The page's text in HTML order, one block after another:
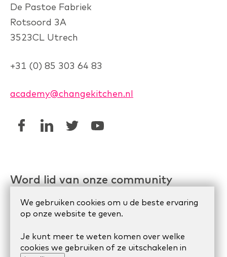
De Pastoe Fabriek
Rotsoord 3A
3523CL Utrech
+31 (0) 85 303 64 83
academy@changekitchen.nl
Word lid van onze community
Linkedin AgileHR
Meetup Organize Agile
We gebruiken cookies om u de beste ervaring
op onze website te geven.
Je kunt meer te weten komen over welke
cookies we gebruiken of ze uitschakelen in